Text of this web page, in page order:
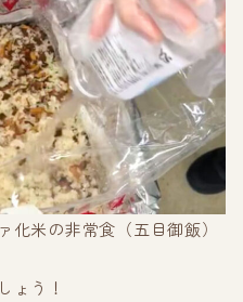
米の非常食（五目御飯）
ょう！